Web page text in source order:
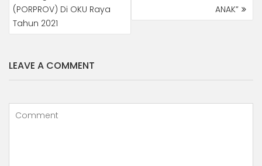
(PORPROV) Di OKU Raya
Tahun 2021
ANAK”
LEAVE A COMMENT